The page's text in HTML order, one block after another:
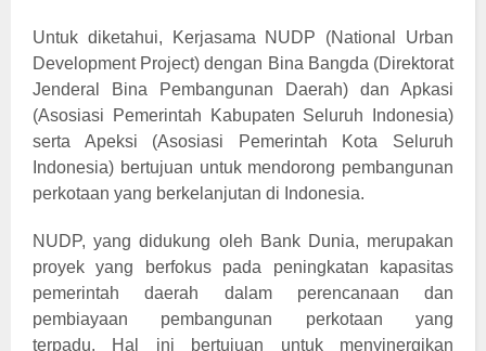
Untuk diketahui, Kerjasama NUDP (National Urban
Development Project) dengan Bina Bangda (Direktorat
Jenderal Bina Pembangunan Daerah) dan Apkasi
(Asosiasi Pemerintah Kabupaten Seluruh Indonesia)
serta Apeksi (Asosiasi Pemerintah Kota Seluruh
Indonesia) bertujuan untuk mendorong pembangunan
perkotaan yang berkelanjutan di Indonesia.
NUDP, yang didukung oleh Bank Dunia, merupakan
proyek yang berfokus pada peningkatan kapasitas
pemerintah daerah dalam perencanaan dan
pembiayaan pembangunan perkotaan yang
terpadu. Hal ini bertujuan untuk menyinergikan